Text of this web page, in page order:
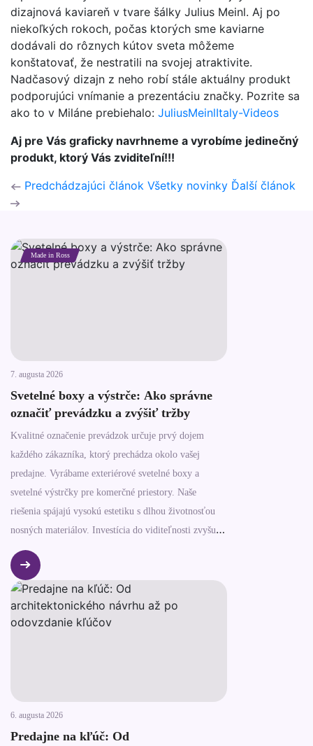
dizajnová kaviareň v tvare šálky Julius Meinl. Aj po
niekoľkých rokoch, počas ktorých sme kaviarne
dodávali do rôznych kútov sveta môžeme
konštatovať, že nestratili na svojej atraktivite.
Nadčasový dizajn z neho robí stále aktuálny produkt
podporujúci vnímanie a prezentáciu značky. Pozrite sa
ako to v Miláne prebiehalo: JuliusMeinlItaly-Videos
Aj pre Vás graficky navrhneme a vyrobíme jedinečný
produkt, ktorý Vás zviditeľní!!!
Predchádzajúci článok Všetky novinky Ďalší článok
Made in Ross
7. augusta 2026
Svetelné boxy a výstrče: Ako správne
označiť prevádzku a zvýšiť tržby
Kvalitné označenie prevádzok určuje prvý dojem
každého zákazníka, ktorý prechádza okolo vašej
predajne. Vyrábame exteriérové svetelné boxy a
svetelné výstrčky pre komerčné priestory. Naše
riešenia spájajú vysokú estetiku s dlhou životnosťou
nosných materiálov. Investícia do viditeľnosti zvyšuje
návštevnosť vašej predajne počas celého dňa.
6. augusta 2026
Predajne na kľúč: Od